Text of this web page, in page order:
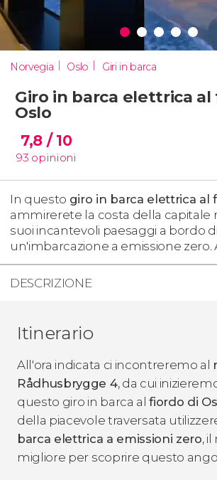
Norvegia Oslo Giri in barca
Giro in barca elettrica
Oslo
7,8 / 10
93 opinioni
In questo giro in barca elettrica al
ammirerete la costa della capitale
suoi incantevoli paesaggi a bordo di
un'imbarcazione a emissione zero.
DESCRIZIONE
Itinerario
All'ora indicata ci incontreremo al
Rådhusbrygge 4, da cui
questo giro in barca alfiordo di
della piacevole traversata
barca elettrica a emissioni zero,
migliore per scoprire questo